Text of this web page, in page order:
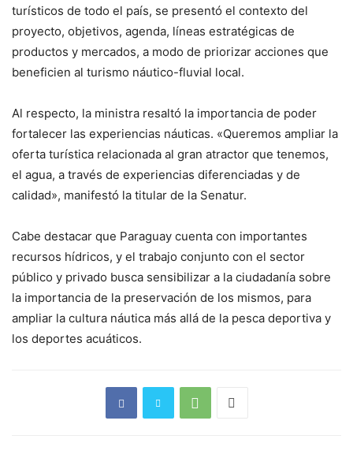
turísticos de todo el país, se presentó el contexto del
proyecto, objetivos, agenda, líneas estratégicas de
productos y mercados, a modo de priorizar acciones que
beneficien al turismo náutico-fluvial local.
Al respecto, la ministra resaltó la importancia de poder
fortalecer las experiencias náuticas. «Queremos ampliar la
oferta turística relacionada al gran atractor que tenemos,
el agua, a través de experiencias diferenciadas y de
calidad», manifestó la titular de la Senatur.
Cabe destacar que Paraguay cuenta con importantes
recursos hídricos, y el trabajo conjunto con el sector
público y privado busca sensibilizar a la ciudadanía sobre
la importancia de la preservación de los mismos, para
ampliar la cultura náutica más allá de la pesca deportiva y
los deportes acuáticos.